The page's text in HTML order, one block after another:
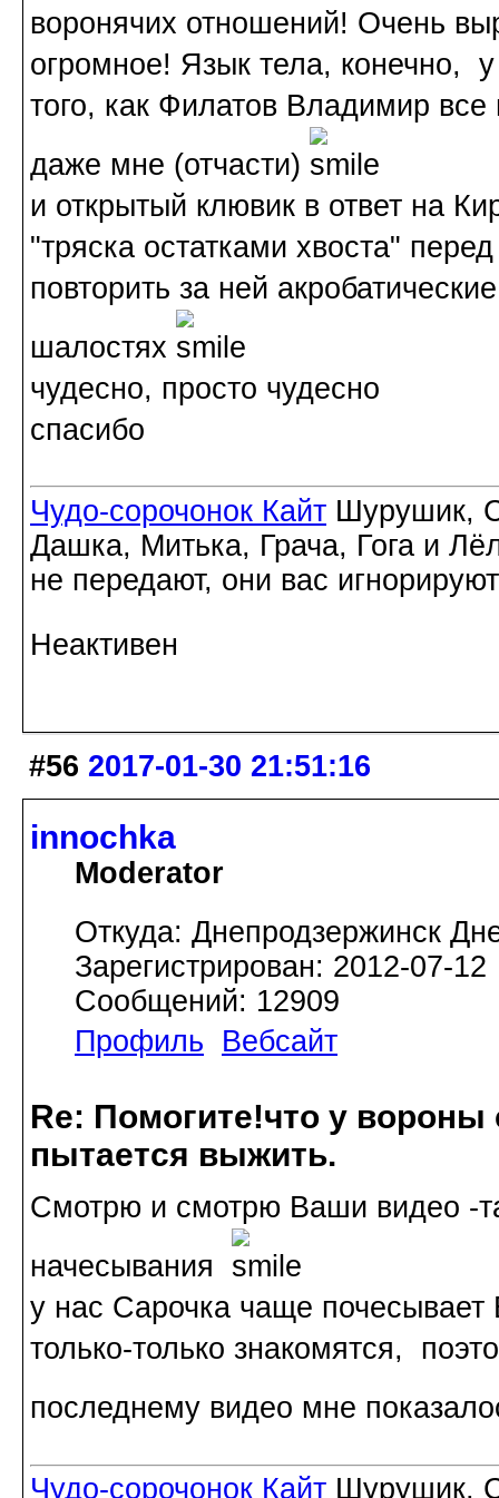
воронячих отношений! Очень
огромное! Язык тела, конечно,
того, как Филатов Владимир
даже мне (отчасти)
и открытый клювик в ответ на
"тряска остатками хвоста"
повторить за ней
шалостях
чудесно, просто чудесно
спасибо
Чудо-сорочонок Кайт Шурушик,
Дашка, Митька, Грача, Гога и
не передают, они вас игнорируют
Неактивен
#56 2017-01-30 21:51:16
innochka
Moderator
Откуда: Днепродзержинск
Зарегистрирован: 2012-07-12
Сообщений: 12909
Профиль
Вебсайт
Re: Помогите!что у
пытается выжить.
Смотрю и смотрю Ваши видео -
начесывания
у нас Сарочка чаще
только-только знакомятся,
последнему видео мне
Чудо-сорочонок Кайт Шурушик,